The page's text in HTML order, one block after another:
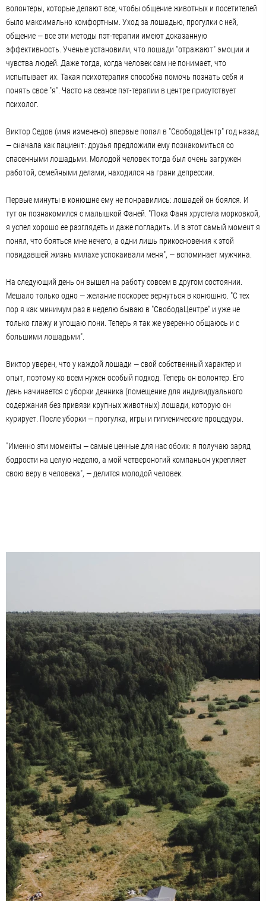
волонтеры, которые делают все, чтобы общение животных и посетителей
было максимально комфортным. Уход за лошадью, прогулки с ней,
общение — все эти методы пэт-терапии имеют доказанную
эффективность. Ученые установили, что лошади "отражают" эмоции и
чувства людей. Даже тогда, когда человек сам не понимает, что
испытывает их. Такая психотерапия способна помочь познать себя и
понять свое "я". Часто на сеансе пэт-терапии в центре присутствует
психолог.
Виктор Седов (имя изменено) впервые попал в "СвободаЦентр" год назад
— сначала как пациент: друзья предложили ему познакомиться со
спасенными лошадьми. Молодой человек тогда был очень загружен
работой, семейными делами, находился на грани депрессии.
Первые минуты в конюшне ему не понравились: лошадей он боялся. И
тут он познакомился с малышкой Фаней. "Пока Фаня хрустела морковкой,
я успел хорошо ее разглядеть и даже погладить. И в этот самый момент я
понял, что бояться мне нечего, а одни лишь прикосновения к этой
повидавшей жизнь милахе успокаивали меня", — вспоминает мужчина.
На следующий день он вышел на работу совсем в другом состоянии.
Мешало только одно — желание поскорее вернуться в конюшню. "С тех
пор я как минимум раз в неделю бываю в "СвободаЦентре" и уже не
только глажу и угощаю пони. Теперь я так же уверенно общаюсь и с
большими лошадьми".
Виктор уверен, что у каждой лошади — свой собственный характер и
опыт, поэтому ко всем нужен особый подход. Теперь он волонтер. Его
день начинается с уборки денника (помещение для индивидуального
содержания без привязи крупных животных) лошади, которую он
курирует. После уборки — прогулка, игры и гигиенические процедуры.
"Именно эти моменты — самые ценные для нас обоих: я получаю заряд
бодрости на целую неделю, а мой четвероногий компаньон укрепляет
свою веру в человека", — делится молодой человек.